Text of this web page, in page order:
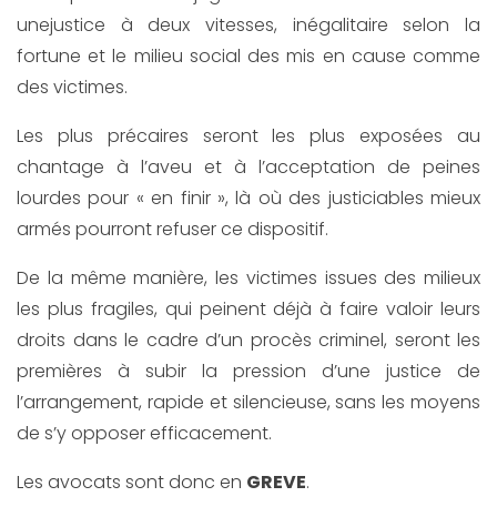
unejustice à deux vitesses, inégalitaire selon la
fortune et le milieu social des mis en cause comme
des victimes.
Les plus précaires seront les plus exposées au
chantage à l’aveu et à l’acceptation de peines
lourdes pour « en finir », là où des justiciables mieux
armés pourront refuser ce dispositif.
De la même manière, les victimes issues des milieux
les plus fragiles, qui peinent déjà à faire valoir leurs
droits dans le cadre d’un procès criminel, seront les
premières à subir la pression d’une justice de
l’arrangement, rapide et silencieuse, sans les moyens
de s’y opposer efficacement.
Les avocats sont donc en GREVE.